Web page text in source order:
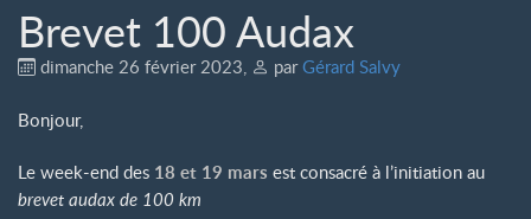
Brevet 100 Audax
dimanche 26 février 2023, parGérard Salvy
Bonjour,
Le week-end des 18 et 19 mars est consacré à l’initiation au
brevet audax de 100 km